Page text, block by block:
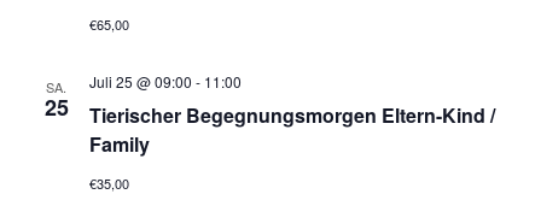
€65,00
SA.
25
Tierischer Begegnungsmorgen Eltern-Kind /
Family
Juli 25 @ 09:00 - 11:00
€35,00